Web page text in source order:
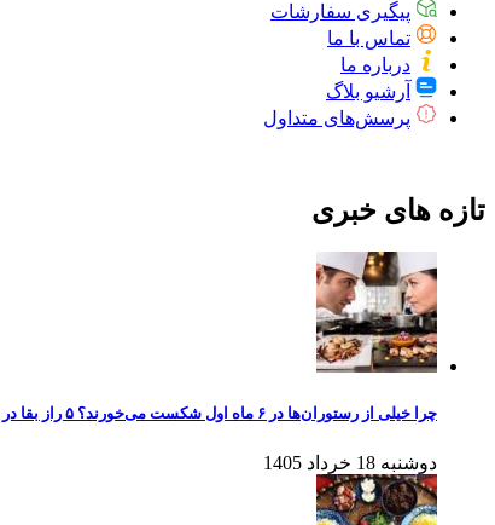
پیگیری سفارشات
تماس با ما
درباره ما
آرشیو بلاگ
پرسش‌های متداول
تازه های خبری
چرا خیلی از رستوران‌ها در ۶ ماه اول شکست می‌خورند؟ ۵ راز بقا در صنعت پرچالش غذا
دوشنبه 18 خرداد 1405